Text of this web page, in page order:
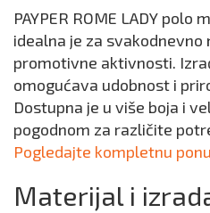
PAYPER ROME LADY
idealna je za svakodnevno
promotivne aktivnosti.
omogućava udobnost i
Dostupna je u više boja i
pogodnom za različite
Pogledajte kompletnu
Materijal i